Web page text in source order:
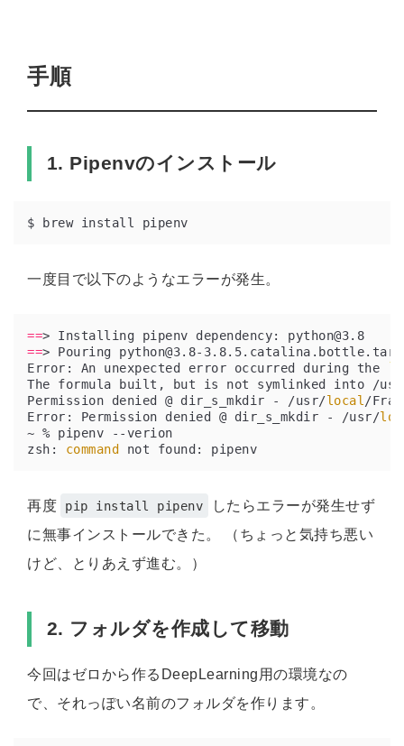
手順
1. Pipenvのインストール
一度目で以下のようなエラーが発生。
==
==
Error: An unexpected error occurred during the
The formula built, but is not symlinked into /
Permission denied @ dir_s_mkdir - /usr/local
Error: Permission denied @ dir_s_mkdir - /usr/
zsh: command
再度 pip install pipenv
したらエラーが発生せず
に無事インストールできた。 （ちょっと気持ち悪い
けど、とりあえず進む。）
2. フォルダを作成して移動
今回はゼロから作るDeepLearning用の環境なの
で、それっぽい名前のフォルダを作ります。